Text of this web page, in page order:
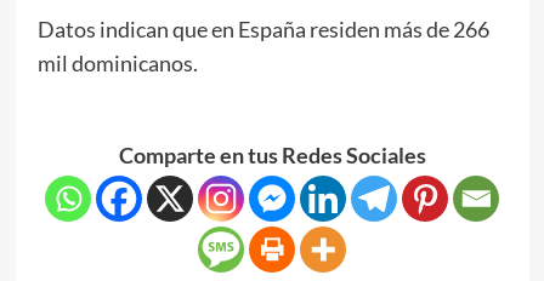
Datos indican que en España residen más de 266
mil dominicanos.
Comparte en tus Redes Sociales